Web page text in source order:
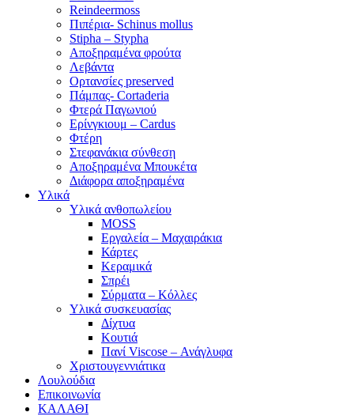
Reindeermoss
Πιπέρια- Schinus mollus
Stipha – Stypha
Αποξηραμένα φρούτα
Λεβάντα
Ορτανσίες preserved
Πάμπας- Cortaderia
Φτερά Παγωνιού
Ερίνγκιουμ – Cardus
Φτέρη
Στεφανάκια σύνθεση
Αποξηραμένα Μπουκέτα
Διάφορα αποξηραμένα
Υλικά
Υλικά ανθοπωλείου
MOSS
Εργαλεία – Μαχαιράκια
Κάρτες
Κεραμικά
Σπρέι
Σύρματα – Κόλλες
Υλικά συσκευασίας
Δίχτυα
Κουτιά
Πανί Viscose – Ανάγλυφα
Χριστουγεννιάτικα
Λουλούδια
Επικοινωνία
ΚΑΛΑΘΙ